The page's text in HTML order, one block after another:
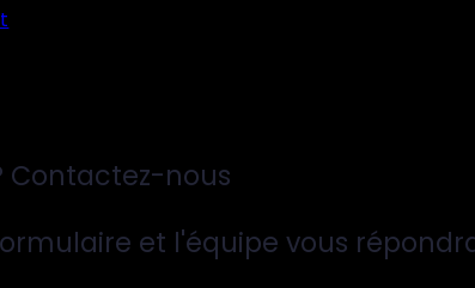
Contactez-nous
et l'équipe vous